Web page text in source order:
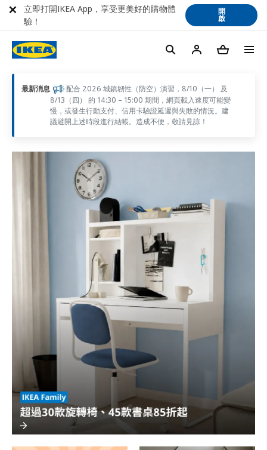
最新消息
配合 2026 城鎮韌性（防空）演習，8/10（一） 及
8/13（四） 的 14:30 – 15:00 期間，網頁載入速度可能變
慢，或發生行動支付、信用卡驗證延遲與失敗的情況。建
議避開上述時段進行結帳。造成不便，敬請見諒！
立即打開IKEA App，享受更美好的購物體
驗！
開
啟